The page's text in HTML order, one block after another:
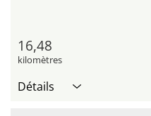
16,48
kilomètres
Détails